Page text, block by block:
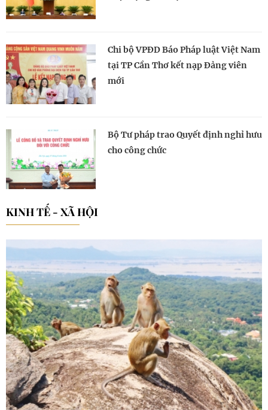
Chi bộ VPĐD Báo Pháp luật Việt Nam
tại TP Cần Thơ kết nạp Đảng viên
mới
Bộ Tư pháp trao Quyết định nghỉ hưu
cho công chức
KINH TẾ - XÃ HỘI